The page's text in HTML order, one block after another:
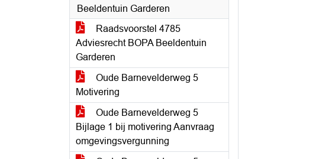
Beeldentuin Garderen
Raadsvoorstel 4785
Adviesrecht BOPA Beeldentuin
Garderen
Oude Barnevelderweg 5
Motivering
Oude Barnevelderweg 5
Bijlage 1 bij motivering Aanvraag
omgevingsvergunning